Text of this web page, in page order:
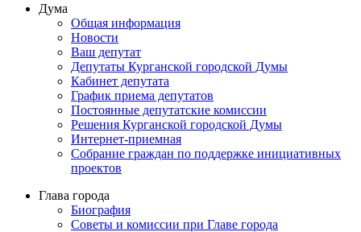
Дума
Общая информация
Новости
Ваш депутат
Депутаты Курганской городской Думы
Кабинет депутата
График приема депутатов
Постоянные депутатские комиссии
Решения Курганской городской Думы
Интернет-приемная
Собрание граждан по поддержке инициативных
проектов
Глава города
Биография
Советы и комиссии при Главе города